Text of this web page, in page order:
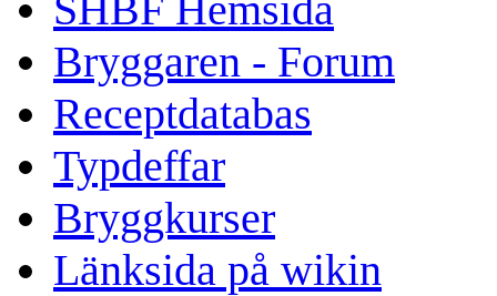
Bryggaren - Forum
Receptdatabas
Typdeffar
Bryggkurser
Länksida på wikin